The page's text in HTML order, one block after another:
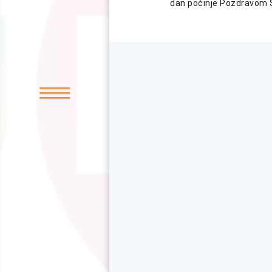
dan počinje Pozdravom